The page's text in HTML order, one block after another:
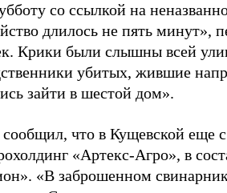
со ссылкой на
длилось не пять минут»,
Крики были слышны всей
убитых, жившие
зайти в шестой дом».
что в Кущевской еще
«Артекс-Агро», в
«В заброшенном